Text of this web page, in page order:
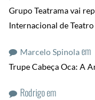
Grupo Teatrama vai
Internacional de
Marcelo Spinolaem
Trupe Cabeça Oca: A
Rodrigoem